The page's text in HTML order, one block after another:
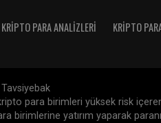
KRIPTO PARA ANALIZLERI KRIPTO
para birimleri yüksek risk
yatırım yaparak